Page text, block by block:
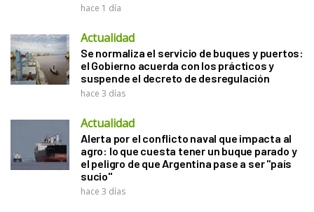
hace 1 día
Actualidad
Se normaliza el servicio de buques y puertos:
el Gobierno acuerda con los prácticos y
suspende el decreto de desregulación
hace 3 días
Actualidad
Alerta por el conflicto naval que impacta al
agro: lo que cuesta tener un buque parado y
el peligro de que Argentina pase a ser "país
sucio"
hace 3 días